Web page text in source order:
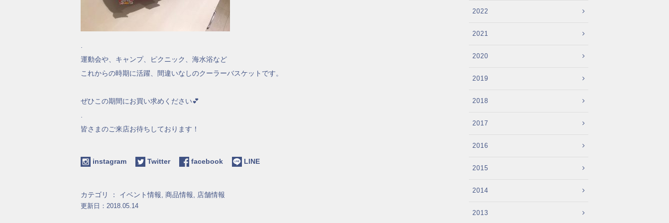
運動会や、キャンプ、ピクニック、海水浴など
これからの時期に活躍、間違いなしのクーラーバスケットです。
ぜひこの期間にお買い求めください💕
皆さまのご来店お待ちしております！
instagram Twitter facebook LINE
カテゴリ ： イベント情報 商品情報 店舗情報
更新日：2018.05.14
2022
2021
2020
2019
2018
2017
2016
2015
2014
2013